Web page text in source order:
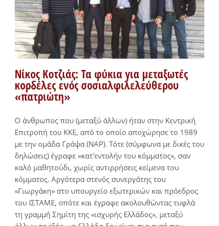
Νίκος Κοτζιάς: Τα φύκια για μεταξωτές
κορδέλες ενός σοσιαλφιλελεύθερου
«πατριώτη»
Ο άνθρωπος που (μεταξύ άλλων) ήταν στην Κεντρική
Επιτροπή του ΚΚΕ, από το οποίο αποχώρησε το 1989
με την ομάδα Γράψα (ΝΑΡ). Τότε (σύμφωνα με δικές του
δηλώσεις) έγραφε «κατ’εντολήν του κόμματος», σαν
καλό μαθητούδι, χωρίς αντιρρήσεις κείμενα του
κόμματος. Αργότερα στενός συνεργάτης του
«Γιωργάκη» στο υπουργείο εξωτερικών και πρόεδρος
του ΙΣΤΑΜΕ, οπότε και έγραφε ακολουθώντας τυφλά
τη γραμμή Σημίτη της «ισχυρής Ελλάδος», μεταξύ